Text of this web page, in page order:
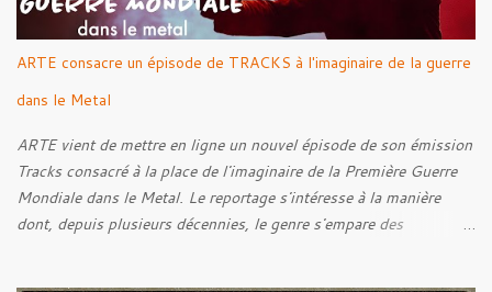
ARTE consacre un épisode de TRACKS à l'imaginaire de la guerre
dans le Metal
ARTE vient de mettre en ligne un nouvel épisode de son émission
Tracks consacré à la place de l'imaginaire de la Première Guerre
Mondiale dans le Metal. Le reportage s'intéresse à la manière
dont, depuis plusieurs décennies, le genre s'empare des